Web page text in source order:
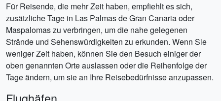
Für Reisende, die mehr Zeit haben, empfiehlt es sich,
zusätzliche Tage in Las Palmas de Gran Canaria oder
Maspalomas zu verbringen, um die nahe gelegenen
Strände und Sehenswürdigkeiten zu erkunden. Wenn Sie
weniger Zeit haben, können Sie den Besuch einiger der
oben genannten Orte auslassen oder die Reihenfolge der
Tage ändern, um sie an Ihre Reisebedürfnisse anzupassen.